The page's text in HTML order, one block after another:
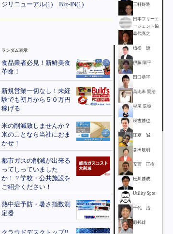
ジリニューアル(1)
Biz-IN(1)
ランダム表示
食品業者必見！新鮮美食
革命！
新規営業一切なし！未経
験でも初月から５０万円
稼げる
米の削減致しませんか？
米のことなら当社におま
かせ！
都市ガスの削減が出来る
ってしっていました
か！？学校・公共施設を
ご紹介ください！
熱中症予防・暑さ指数測
定器
クラウドデスクトップ!!
三科好造
日本フリーエ
ージェント協
会
二代克之
植松 謙
伊藤 陽平
田口恭平
髙比耒 賢治
杉尾 辰弥
秋吉勝也
江夏 誠
森田敏明
安西 正樹
松川勝成
Utility Spot
千代 治
鍛邦雄